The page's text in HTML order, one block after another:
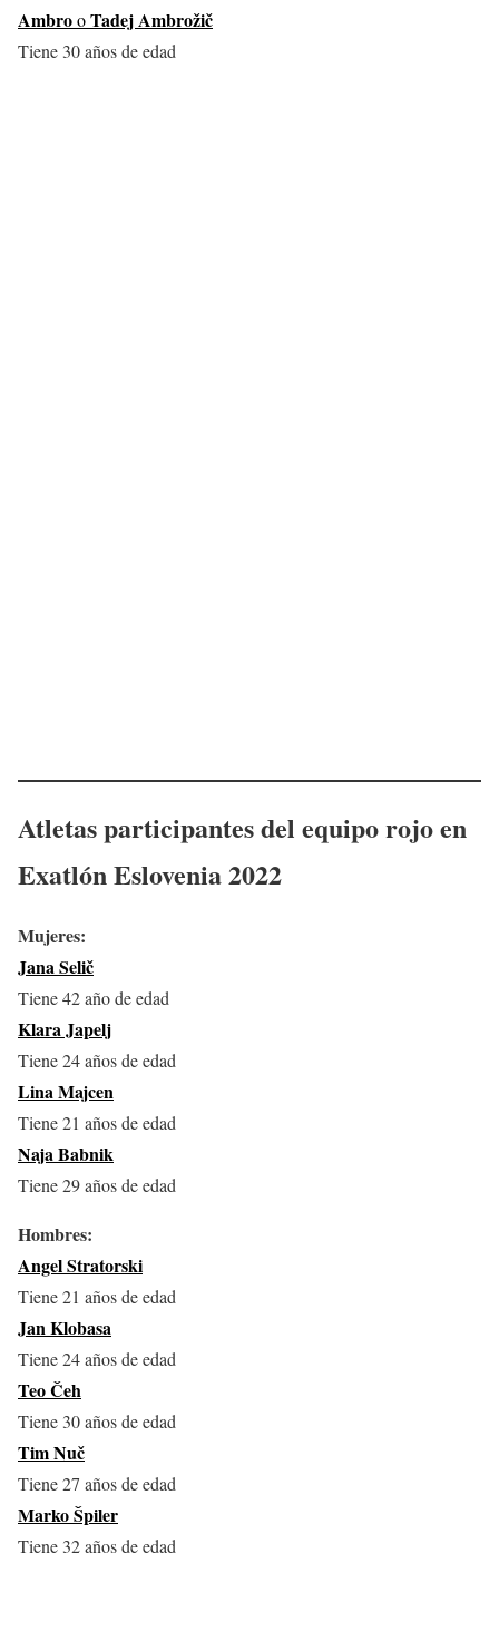
AmbrooTadej Ambrožič
Tiene 30 años de edad
Atletas participantes del equipo rojo en
Exatlón Eslovenia 2022
Mujeres:
Jana Selič
Tiene 42 año de edad
Klara Japelj
Tiene 24 años de edad
Lina Majcen
Tiene 21 años de edad
Naja Babnik
Tiene 29 años de edad
Hombres:
Angel Stratorski
Tiene 21 años de edad
Jan Klobasa
Tiene 24 años de edad
Teo Čeh
Tiene 30 años de edad
Tim Nuč
Tiene 27 años de edad
Marko Špiler
Tiene 32 años de edad